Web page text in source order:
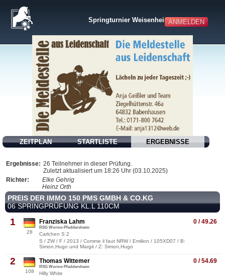
ANMELDEN
Springturnier Weisenheim
ZEITPLAN STARTLISTE ERGEBNISSE
Ergebnisse: 26 Teilnehmer in dieser Prüfung.
Zuletzt aktualisiert um 18:26 Uhr (03.10.2025)
Richter:
Elke Gehrig
Heinz Orth
PREIS DER IMMO 150 PMS GMBH & CO.KG
06 SPRINGPRÜFUNG KL.L 110CM
1
28
0 / 49.26
Franziska Lahm
RSG Worms-Pfeddersheim
Carlchen S 2
S / ZW / F / 2013 / Comme il faut NRW / Emilion / 105XD07 / B:
Simon,Hugo und Margit / Z: Simon,Hugo
2
108
0 / 54.69
Thomas Wittemer
RSG Worms-Pfeddersheim
Hilly White